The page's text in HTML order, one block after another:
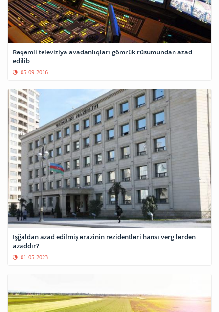
Rəqəmli televiziya avadanlıqları gömrük rüsumundan azad
edilib
05-09-2016
İşğaldan azad edilmiş ərazinin rezidentləri hansı vergilərdən
azaddır?
01-05-2023